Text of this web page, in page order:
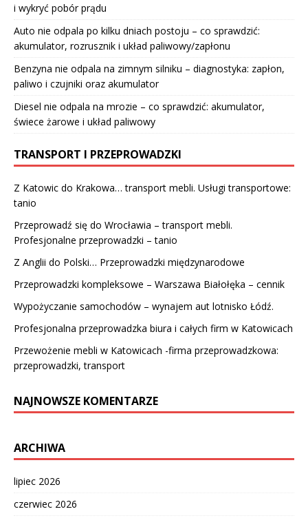
i wykryć pobór prądu
Auto nie odpala po kilku dniach postoju – co sprawdzić:
akumulator, rozrusznik i układ paliwowy/zapłonu
Benzyna nie odpala na zimnym silniku – diagnostyka: zapłon,
paliwo i czujniki oraz akumulator
Diesel nie odpala na mrozie – co sprawdzić: akumulator,
świece żarowe i układ paliwowy
TRANSPORT I PRZEPROWADZKI
Z Katowic do Krakowa… transport mebli. Usługi transportowe:
tanio
Przeprowadź się do Wrocławia – transport mebli.
Profesjonalne przeprowadzki – tanio
Z Anglii do Polski… Przeprowadzki międzynarodowe
Przeprowadzki kompleksowe – Warszawa Białołęka – cennik
Wypożyczanie samochodów – wynajem aut lotnisko Łódź.
Profesjonalna przeprowadzka biura i całych firm w Katowicach
Przewożenie mebli w Katowicach -firma przeprowadzkowa:
przeprowadzki, transport
NAJNOWSZE KOMENTARZE
ARCHIWA
lipiec 2026
czerwiec 2026